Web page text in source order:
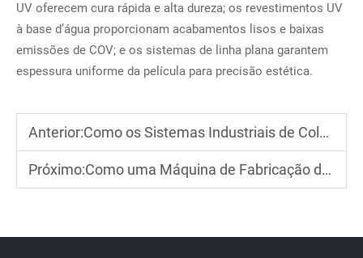
UV oferecem cura rápida e alta dureza; os revestimentos UV
à base d’água proporcionam acabamentos lisos e baixas
emissões de COV; e os sistemas de linha plana garantem
espessura uniforme da película para precisão estética.
Anterior:Como os Sistemas Industriais de Coleta de Poeira Protegem a Saúde dos Trabalhadores e Melhoram a Qualidade do Ar em Oficinas de Madeira
Próximo:Como uma Máquina de Fabricação de Paletes de Madeira Melhora a Produtividade da Fábrica